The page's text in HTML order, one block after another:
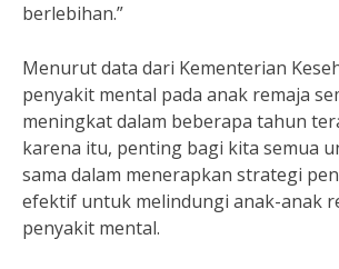
berlebihan.”
Menurut data dari Kementerian
penyakit mental pada anak remaja
meningkat dalam beberapa tahun
karena itu, penting bagi kita semua
sama dalam menerapkan strategi
efektif untuk melindungi anak-anak
penyakit mental.